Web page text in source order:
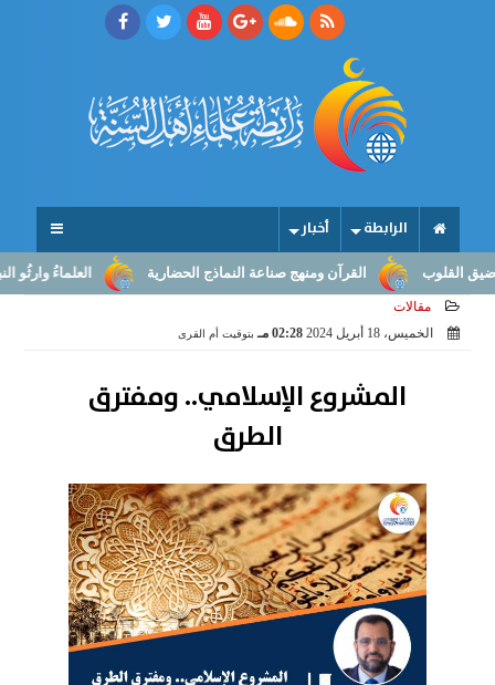
الرابطة أخبار
العلماءُ وارثُو النبوّة: من القرآن ومنهج صناعة النماذج الحضارية
مقالات
الخميس، 18 أبريل 2024
02:28 مـ بتوقيت أم القرى
المشروع الإسلامي.. ومفترق
الطرق